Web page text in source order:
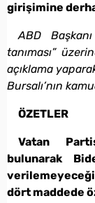
girişimine
ABD Başkanı
tanıması”
açıklama
Bursalı’nın
ÖZETLER
Vatan
bulunarak
dört maddede